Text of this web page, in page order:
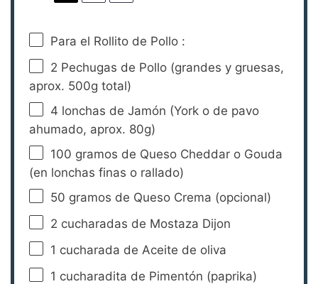
Para el Rollito de Pollo :
2 Pechugas de Pollo (grandes y gruesas,
aprox. 500g total)
4 lonchas de Jamón (York o de pavo
ahumado, aprox. 80g)
100 gramos de Queso Cheddar o Gouda
(en lonchas finas o rallado)
50 gramos de Queso Crema (opcional)
2 cucharadas de Mostaza Dijon
1 cucharada de Aceite de oliva
1 cucharadita de Pimentón (paprika)